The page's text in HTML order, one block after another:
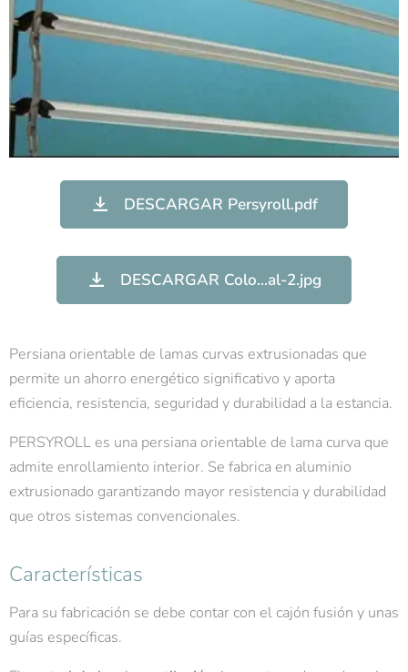
DESCARGAR Persyroll.pdf
DESCARGAR Colo...al-2.jpg
Persiana orientable de lamas curvas extrusionadas que
permite un ahorro energético significativo y aporta
eficiencia, resistencia, seguridad y durabilidad a la estancia.
PERSYROLL es una persiana orientable de lama curva que
admite enrollamiento interior. Se fabrica en aluminio
extrusionado garantizando mayor resistencia y durabilidad
que otros sistemas convencionales.
Características
Para su fabricación se debe contar con el cajón fusión y unas
guías específicas.